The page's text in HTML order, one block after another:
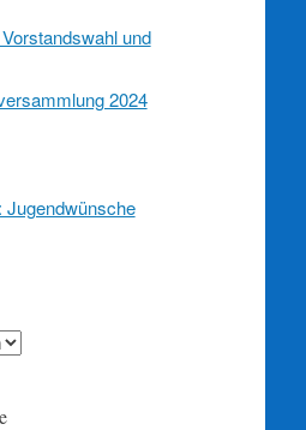
und
2024
Jugendwünsche